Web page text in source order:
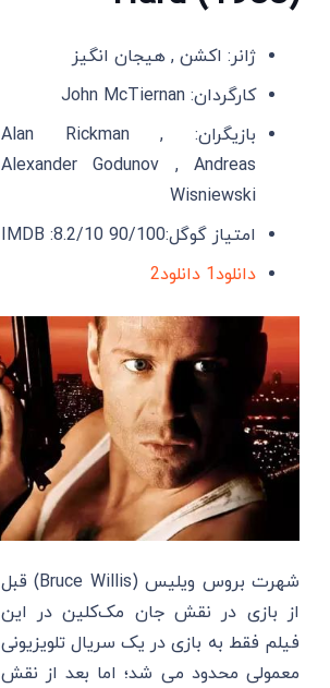
ژانر: اکشن , هیجان انگیز
کارگردان: John McTiernan
بازیگران: Alan Rickman ,
Alexander Godunov , Andreas
Wisniewski
امتیاز گوگل:90/100 IMDB :8.2/10
دانلود1
دانلود2
شهرت بروس ویلیس (Bruce Willis) قبل
از بازی در نقش جان مک‌کلین در این
فیلم فقط به بازی در یک سریال تلویزیونی
معمولی محدود می شد؛ اما بعد از نقش